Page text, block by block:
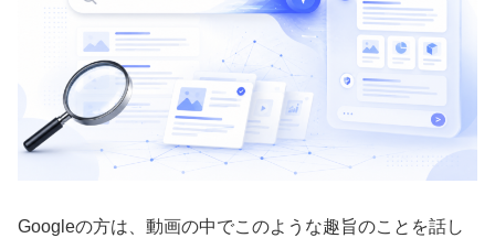
Googleの方は、動画の中でこのような趣旨のことを話し